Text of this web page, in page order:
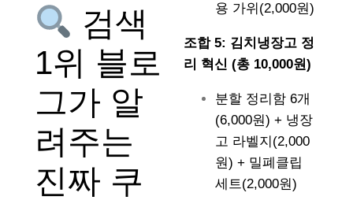
검색
1위 블로
그가 알
려주는
진짜 쿠
용 가위(2,000원)
조합 5: 김치냉장고 정
리 혁신 (총 10,000원)
분할 정리함 6개
(6,000원) + 냉장
고 라벨지(2,000
원) + 밀폐클립
세트(2,000원)